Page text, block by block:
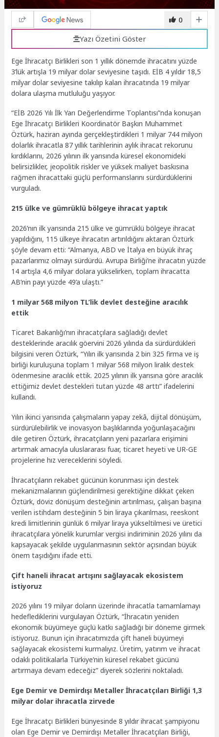
0
Yazı Özetini Göster
Ege İhracatçı Birlikleri son 1 yıllık dönemde ihracatını yüzde
3’lük artışla 19 milyar dolar seviyesine taşıdı. EİB 4 yıldır 18,5
milyar dolar seviyesine takılıp kalan ihracatında 19 milyar
dolara ulaşma mutluluğu yaşıyor.
“EİB 2026 Yılı İlk Yarı Değerlendirme Toplantısı”nda konuşan
Ege İhracatçı Birlikleri Koordinatör Başkın Muhammet
Öztürk, haziran ayında gerçekleştirdikleri 1 milyar 744 milyon
dolarlık ihracatla 87 yıllık tarihlerinin aylık ihracat rekorunu
kırdıklarını, 2026 yılının ilk yarısında küresel ekonomideki
belirsizlikler, jeopolitik riskler ve yüksek maliyet baskısına
rağmen ihracattaki güçlü performanslarını sürdürdüklerini
vurguladı.
215 ülke ve gümrüklü bölgeye ihracat yaptık
2026’nın ilk yarısında 215 ülke ve gümrüklü bölgeye ihracat
yapıldığını, 115 ülkeye ihracatın artırıldığını aktaran Öztürk
şöyle devam etti: “Almanya, ABD ve İtalya en büyük ihraç
pazarlarımız olmayı sürdürdü. Avrupa Birliği’ne ihracatın yüzde
14 artışla 4,6 milyar dolara yükselirken, toplam ihracatta
AB’nin payı yüzde 49’a ulaştı.”
1 milyar 568 milyon TL’lik devlet desteğine aracılık
ettik
Ticaret Bakanlığı’nın ihracatçılara sağladığı devlet
desteklerinde aracılık göervini 2026 yılında da sürdürdükleri
bilgisini veren Öztürk, “Yılın ilk yarısında 2 bin 325 firma ve iş
birliği kuruluşuna toplam 1 milyar 568 milyon liralık destek
ödenmesine aracılık ettik. 2025 yılının ilk yarısına göre aracılık
ettiğimiz devlet destekleri tutarı yüzde 48 arttı” ifadelerini
kullandı.
Yılın ikinci yarısında çalışmaların yapay zekâ, dijital dönüşüm,
sürdürülebilirlik ve inovasyon başlıklarında yoğunlaşacağını
dile getiren Öztürk, ihracatçıların yeni pazarlara erişimini
artırmak amacıyla uluslararası fuar, ticaret heyeti ve UR-GE
projelerine hız vereceklerini söyledi.
İhracatçıların rekabet gücünün korunması için destek
mekanizmalarının güçlendirilmesi gerektiğine dikkat çeken
Öztürk, döviz dönüşüm desteğinin artırılması, çalışan başına
verilen istihdam desteğinin 5 bin liraya çıkarılması, reeskont
kredi limitlerinin günlük 6 milyar liraya yükseltilmesi ve üretici
ihracatçılara yönelik kurumlar vergisi indiriminin 2026 yılını da
kapsayacak şekilde uygulanmasının sektör açısından büyük
önem taşıdığını ifade etti.
Çift haneli ihracat artışını sağlayacak ekosistem
istiyoruz
2026 yılını 19 milyar doların üzerinde ihracatla tamamlamayı
hedeflediklerini vurgulayan Öztürk, “İhracatın yeniden
ekonomik büyümeye güçlü katkı sağladığı bir döneme girmek
istiyoruz. Bunun için ihracatımızda çift haneli büyümeyi
sağlayacak ekosistemi kurmalıyız. Üretim, yatırım ve ihracat
odaklı politikalarla Türkiye’nin küresel rekabet gücünü
artırmaya devam edeceğiz” diyerek sözlerini noktaladı.
Ege Demir ve Demirdışı Metaller İhracatçıları Birliği 1,3
milyar dolar ihracatla zirvede
Ege İhracatçı Birlikleri bünyesinde 8 yıldır ihracat şampiyonu
olan Ege Demir ve Demirdışı Metaller İhracatçıları Birliği,